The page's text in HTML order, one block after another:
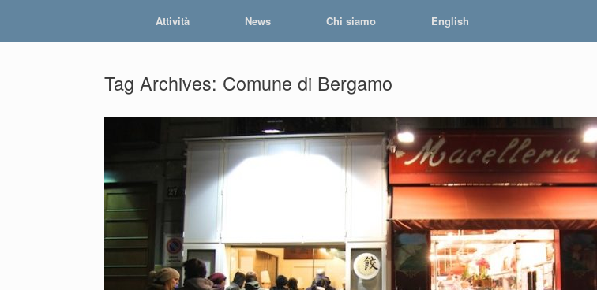
Attività News Chi siamo English
Tag Archives: Comune di Bergamo